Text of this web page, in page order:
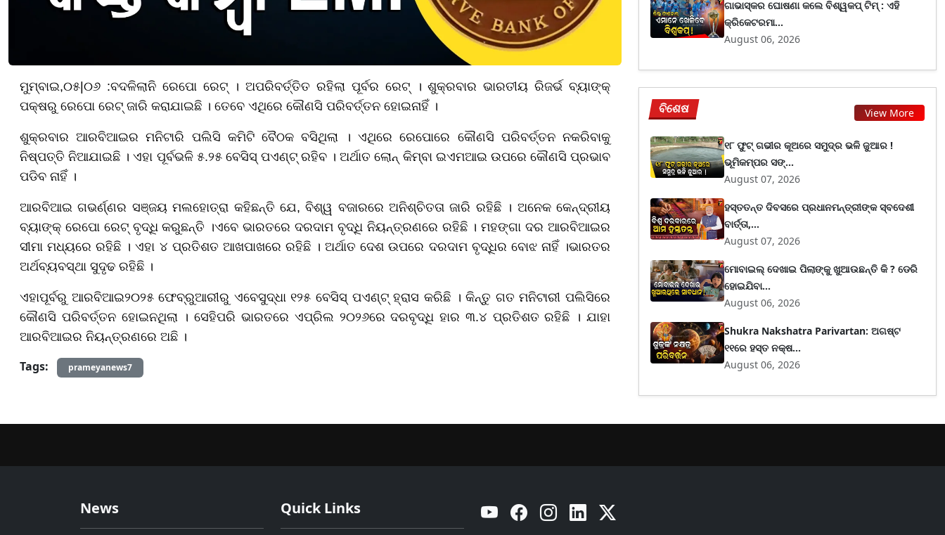
ମୁମ୍ବାଇ,୦୫|୦୬ :ବଦଳିଲାନି ରେପୋ ରେଟ୍ । ଅପରିବର୍ତ୍ତିତ ରହିଲା ପୂର୍ବର ରେଟ୍ । ଶୁକ୍ରବାର ଭାରତୀୟ ରିଜର୍ଭ ବ୍ୟାଙ୍କ୍
ପକ୍ଷରୁ ରେପୋ ରେଟ୍ ଜାରି କରାଯାଇଛି । ତେବେ ଏଥିରେ କୌଣସି ପରିବର୍ତ୍ତନ ହୋଇନାହିଁ ।
ଶୁକ୍ରବାର ଆରବିଆଇର ମନିଟାରି ପଲିସି କମିଟି ବୈଠକ ବସିଥିଲା । ଏଥିରେ ରେପୋରେ କୌଣସି ପରିବର୍ତ୍ତନ ନକରିବାକୁ
ନିଷ୍ପତ୍ତି ନିଆଯାଇଛି । ଏହା ପୂର୍ବଭଳି ୫.୨୫ ବେସିସ୍ ପଏଣ୍ଟ୍ ରହିବ । ଅର୍ଥାତ ଲୋନ୍ କିମ୍ବା ଇଏମଆଇ ଉପରେ କୌଣସି ପ୍ରଭାବ
ପଡିବ ନାହିଁ ।
ଆରବିଆଇ ଗଭର୍ଣ୍ଣର ସଞ୍ଜୟ ମଲହୋତ୍ରା କହିଛନ୍ତି ଯେ, ବିଶ୍ୱ ବଜାରରେ ଅନିଶ୍ଚିତତା ଜାରି ରହିଛି । ଅନେକ କେନ୍ଦ୍ରୀୟ
ବ୍ୟାଙ୍କ୍ ରେପୋ ରେଟ୍ ବୃଦ୍ଧି କରୁଛନ୍ତି ।ଏବେ ଭାରତରେ ଦରଦାମ ବୃଦ୍ଧି ନିୟନ୍ତ୍ରଣରେ ରହିଛି । ମହଙ୍ଗା ଦର ଆରବିଆଇର
ସୀମା ମଧ୍ୟରେ ରହିଛି । ଏହା ୪ ପ୍ରତିଶତ ଆଖପାଖରେ ରହିଛି । ଅର୍ଥାତ ଦେଶ ଉପରେ ଦରଦାମ ବୃଦ୍ଧିର ବୋଝ ନାହିଁ ।ଭାରତର
ଅର୍ଥବ୍ୟବସ୍ଥା ସୁଦୃଢ ରହିଛି ।
ଏହାପୂର୍ବରୁ ଆରବିଆଇ୨୦୨୫ ଫେବ୍ରୁଆରୀରୁ ଏବେସୁଦ୍ଧା ୧୨୫ ବେସିସ୍ ପଏଣ୍ଟ୍ ହ୍ରାସ କରିଛି । କିନ୍ତୁ ଗତ ମନିଟାରୀ ପଲିସିରେ
କୌଣସି ପରିବର୍ତ୍ତନ ହୋଇନଥିଲା । ସେହିପରି ଭାରତରେ ଏପ୍ରିଲ ୨୦୨୬ରେ ଦରବୃଦ୍ଧି ହାର ୩.୪ ପ୍ରତିଶତ ରହିଛି । ଯାହା
ଆରବିଆଇର ନିୟନ୍ତ୍ରଣରେ ଅଛି ।
Tags: prameyanews7
ଗାଭାସ୍କର ଘୋଷଣା କଲେ ବିଶ୍ୱକପ୍ ଟିମ୍ : ଏହି
କ୍ରିକେଟରମା...
August 06, 2026
ବିଶେଷ View More
୧୮ ଫୁଟ୍ ଗଭୀର କୂଅରେ ସମୁଦ୍ର ଭଳି ଜୁଆର !
ଭୂମିକମ୍ପର ସଙ୍...
August 07, 2026
ହସ୍ତତନ୍ତ ଦିବସରେ ପ୍ରଧାନମନ୍ତ୍ରୀଙ୍କ ସ୍ବଦେଶୀ
ବାର୍ତ୍ତା,...
August 07, 2026
ମୋବାଇଲ୍ ଦେଖାଇ ପିଲାଙ୍କୁ ଖୁଆଉଛନ୍ତି କି ? ଡେରି
ହୋଇଯିବା...
August 06, 2026
Shukra Nakshatra Parivartan: ଅଗଷ୍ଟ
୧୧ରେ ହସ୍ତ ନକ୍ଷ...
August 06, 2026
News Quick Links YouTube Facebook Instagram